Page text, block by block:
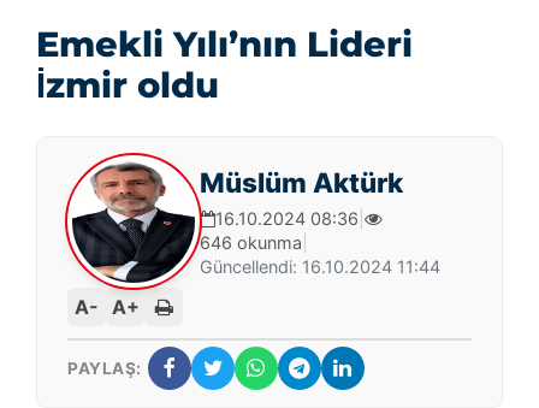
Emekli Yılı’nın Lideri
İzmir oldu
Müslüm Aktürk
16.10.2024 08:36
646 okunma
Güncellendi: 16.10.2024 11:44
A- A+
PAYLAŞ: